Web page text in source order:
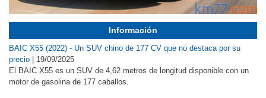
Información
BAIC X55 (2022) - Un SUV chino de 177 CV que no destaca por su
precio
19/09/2025
El BAIC X55 es un SUV de 4,62 metros de longitud disponible con un
motor de gasolina de 177 caballos.